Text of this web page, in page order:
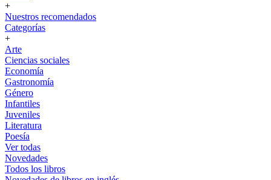
+
Nuestros recomendados
Categorías
+
Arte
Ciencias sociales
Economía
Gastronomía
Género
Infantiles
Juveniles
Literatura
Poesía
Ver todas
Novedades
Todos los libros